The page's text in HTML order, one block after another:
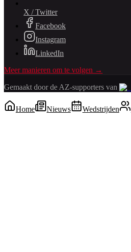
X / Twitter
Facebook
Instagram
LinkedIn
Meer manieren om te volgen →
Gemaakt door de AZ-supporters van
Home Nieuws Wedstrijden